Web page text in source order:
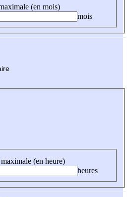
(en mois)
mois
(en heure)
heures